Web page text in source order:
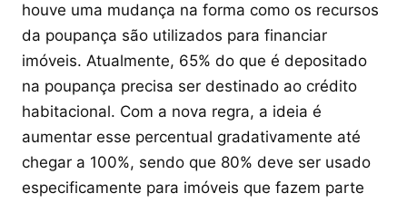
houve uma mudança na forma como os recursos
da poupança são utilizados para financiar
imóveis. Atualmente, 65% do que é depositado
na poupança precisa ser destinado ao crédito
habitacional. Com a nova regra, a ideia é
aumentar esse percentual gradativamente até
chegar a 100%, sendo que 80% deve ser usado
especificamente para imóveis que fazem parte